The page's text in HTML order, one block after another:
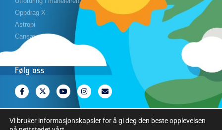
Oppdrag X
Astropi
Cansat
Følg oss
Vi bruker informasjonskapsler for å gi deg den beste opplevelsen